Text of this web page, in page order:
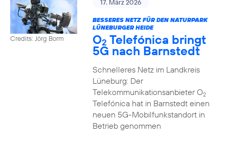
Credits: Jörg Borm
17. März 2026
BESSERES NETZ FÜR DEN NATURPARK
LÜNEBURGER HEIDE
O2 Telefónica bringt
5G nach Barnstedt
Schnelleres Netz im Landkreis
Lüneburg: Der
Telekommunikationsanbieter O2
Telefónica hat in Barnstedt einen
neuen 5G-Mobilfunkstandort in
Betrieb genommen